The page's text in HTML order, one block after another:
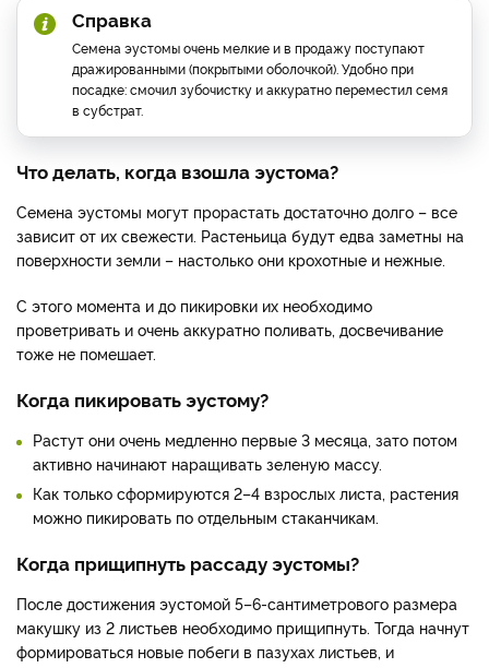
Справка
Семена эустомы очень мелкие и в продажу поступают
дражированными (покрытыми оболочкой). Удобно при
посадке: смочил зубочистку и аккуратно переместил семя
в субстрат.
Что делать, когда взошла эустома?
Семена эустомы могут прорастать достаточно долго – все
зависит от их свежести. Растеньица будут едва заметны на
поверхности земли – настолько они крохотные и нежные.
С этого момента и до пикировки их необходимо
проветривать и очень аккуратно поливать, досвечивание
тоже не помешает.
Когда пикировать эустому?
Растут они очень медленно первые 3 месяца, зато потом
активно начинают наращивать зеленую массу.
Как только сформируются 2–4 взрослых листа, растения
можно пикировать по отдельным стаканчикам.
Когда прищипнуть рассаду эустомы?
После достижения эустомой 5–6-сантиметрового размера
макушку из 2 листьев необходимо прищипнуть. Тогда начнут
формироваться новые побеги в пазухах листьев, и